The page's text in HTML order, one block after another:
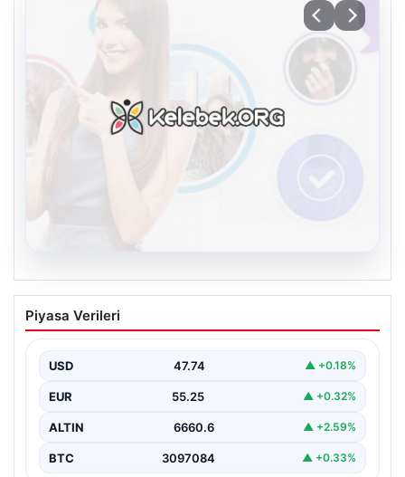
Kelebek chat adresi İle Dijital İletişimin
Seviyeli Adresi Ve Muhabbet Deneyimi
kurması ciddi bir hassasiyet barındırmaktadır. Güncel
olarak…
Piyasa Verileri
USD 47.74 ▲ +0.18%
EUR 55.25 ▲ +0.32%
ALTIN 6660.6 ▲ +2.59%
BTC 3097084 ▲ +0.33%